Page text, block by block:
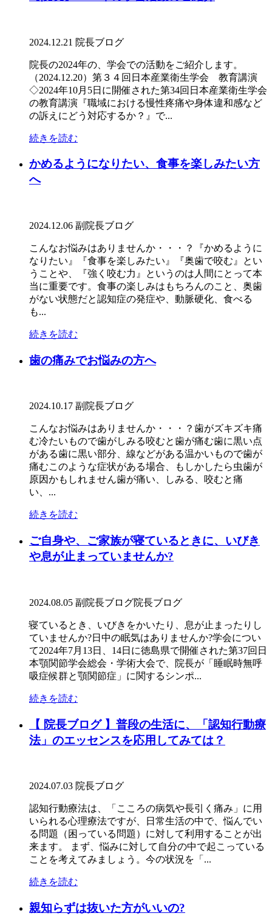
2024.12.21 院長ブログ
院長の2024年の、学会での活動をご紹介します。
（2024.12.20）第３４回日本産業衛生学会 教育講演
◇2024年10月5日に開催された第34回日本産業衛生学会
の教育講演『職域における慢性疼痛や身体違和感など
の訴えにどう対応するか？』で...
続きを読む
かめるようになりたい、食事を楽しみたい方
へ
2024.12.06 副院長ブログ
こんなお悩みはありませんか・・・？『かめるように
なりたい』『食事を楽しみたい』『奥歯で咬む』とい
うことや、『強く咬む力』というのは人間にとって本
当に重要です。食事の楽しみはもちろんのこと、奥歯
がない状態だと認知症の発症や、動脈硬化、食べる
も...
続きを読む
歯の痛みでお悩みの方へ
2024.10.17 副院長ブログ
こんなお悩みはありませんか・・・？歯がズキズキ痛
む冷たいもので歯がしみる咬むと歯が痛む歯に黒い点
がある歯に黒い部分、線などがある温かいもので歯が
痛むこのような症状がある場合、もしかしたら虫歯が
原因かもしれません歯が痛い、しみる、咬むと痛
い、...
続きを読む
ご自身や、ご家族が寝ているときに、いびき
や息が止まっていませんか?
2024.08.05 副院長ブログ院長ブログ
寝ているとき、いびきをかいたり、息が止まったりし
ていませんか?日中の眠気はありませんか?学会につい
て2024年7月13日、14日に徳島県で開催された第37回日
本顎関節学会総会・学術大会で、院長が「睡眠時無呼
吸症候群と顎関節症」に関するシンポ...
続きを読む
【 院長ブログ 】普段の生活に、「認知行動療
法」のエッセンスを応用してみては？
2024.07.03 院長ブログ
認知行動療法は、「こころの病気や長引く痛み」に用
いられる心理療法ですが、日常生活の中で、悩んでい
る問題（困っている問題）に対して利用することが出
来ます。 まず、悩みに対して自分の中で起こっている
ことを考えてみましょう。今の状況を「...
続きを読む
親知らずは抜いた方がいいの?